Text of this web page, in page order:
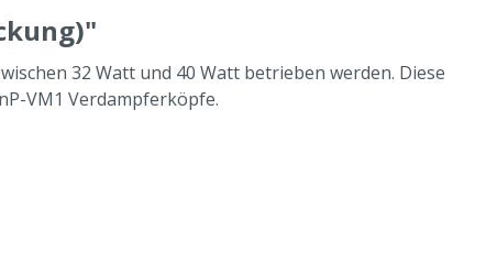
32 Watt und 40 Watt betrieben werden. Diese
VM1 Verdampferköpfe.